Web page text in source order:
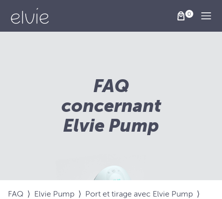
FAQ
concernant
Elvie Pump
FAQ ⟩ Elvie Pump ⟩ Port et tirage avec Elvie Pump ⟩